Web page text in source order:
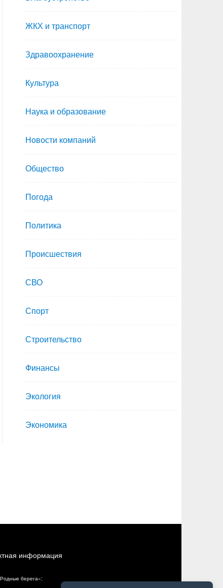
ЖКХ и транспорт
Здравоохранение
Культура
Наука и образование
Новости компаний
Общество
Погода
Политика
Происшествия
СВО
Спорт
Строительство
Финансы
Экология
Экономика
информация
берега»: